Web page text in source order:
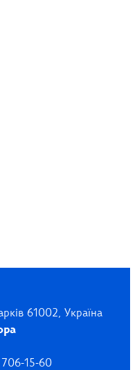
61002, Україна
15-60